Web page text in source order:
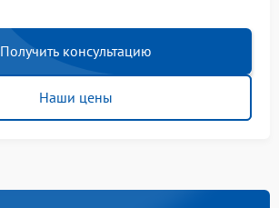
Получить консультацию
Наши цены